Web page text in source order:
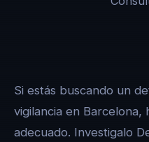
Si estás buscando un
vigilancia en Barcelona,
adecuado. Investigalo